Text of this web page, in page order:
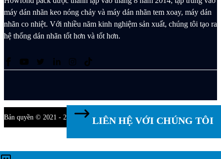
máy dán nhãn keo nóng chảy và máy dán nhãn tem xoay, máy dán
nhãn co nhiệt. Với nhiều năm kinh nghiệm sản xuất, chúng tôi tạo ra
hệ thống dán nhãn tốt hơn và tốt hơn.
Bản quyền © 2021 - 2027 Singoo. Đã được bảo lưu mọi quyền.
LIÊN HỆ VỚI CHÚNG TÔI